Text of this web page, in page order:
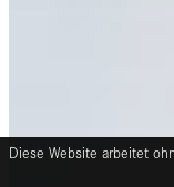
Diese Website arbeitet